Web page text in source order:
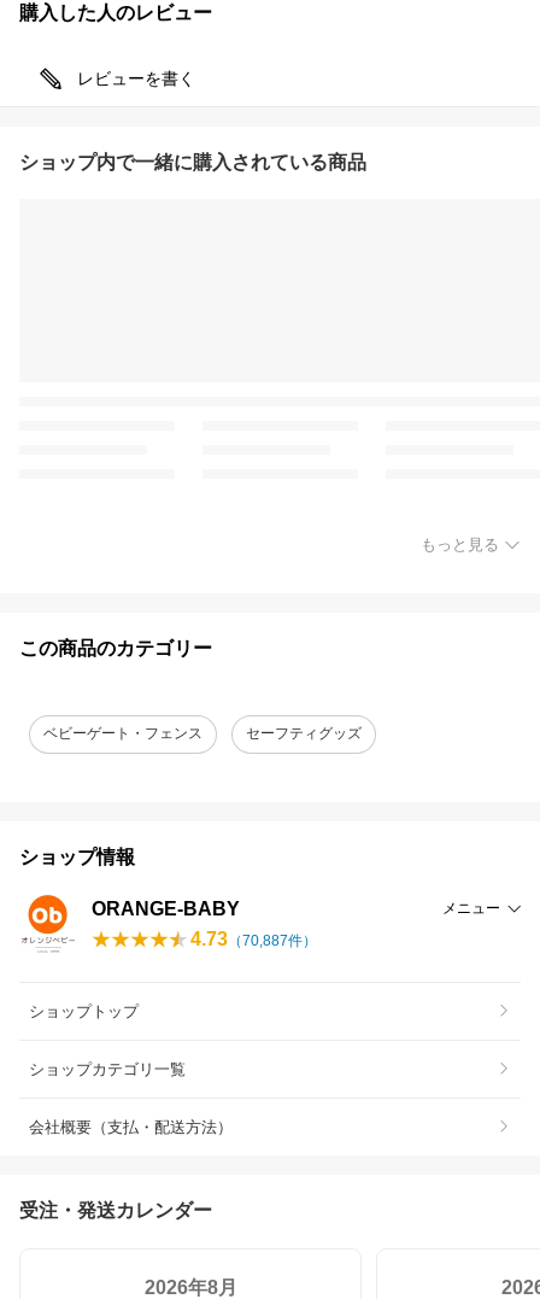
購入した人のレビュー
レビューを書く
ショップ内で一緒に購入されている商品
もっと見る
この商品のカテゴリー
ベビーゲート・フェンス セーフティグッズ
ショップ情報
ORANGE-BABY メニュー
4.73 （70,887件）
ショップトップ
ショップカテゴリ一覧
会社概要（支払・配送方法）
受注・発送カレンダー
2026年8月